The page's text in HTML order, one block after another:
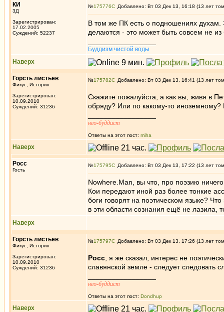
КИ
3Д
Зарегистрирован:
17.02.2005
Суждений: 52237
№175776 Добавлено: Вт 03 Дек 13, 16:18 (13 лет
В том же ПК есть о подношениях духам.
делаются - это может быть совсем не из
Буддизм чистой воды
Наверх
Горсть листьев
Фикус, Историк
Зарегистрирован:
10.09.2010
Суждений: 31236
№175782 Добавлено: Вт 03 Дек 13, 16:41 (13 лет
Скажите пожалуйста, а как вы, живя в
обряду? Или по какому-то иноземному?
нео-буддист
Ответы на этот пост: miha
Наверх
Росс
Гость
№175795 Добавлено: Вт 03 Дек 13, 17:22 (13 лет
Nowhere.Man, вы что, про поэзию
Кои передают иной раз более тонкие
боги говорят на поэтическом языке?
в эти области сознания ещё не лазила,
Наверх
Горсть листьев
Фикус, Историк
Зарегистрирован:
10.09.2010
Суждений: 31236
№175797 Добавлено: Вт 03 Дек 13, 17:26 (13 лет
Росс , я же сказал, интерес не
славянской земле - следует следовать
нео-буддист
Ответы на этот пост: Dondhup
Наверх